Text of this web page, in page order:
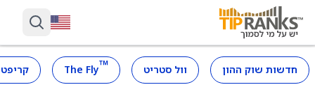
חדשות שוק ההון וול סטריט ™
The Fly